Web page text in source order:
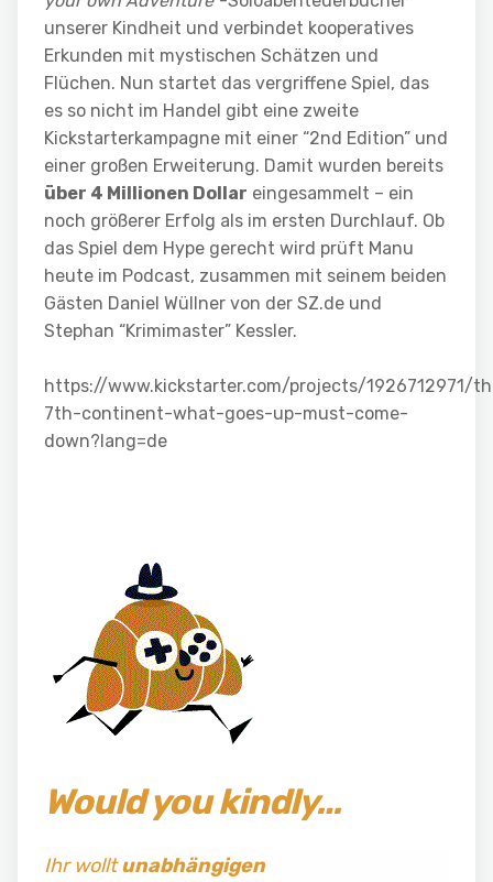
unserer Kindheit und verbindet kooperatives
Erkunden mit mystischen Schätzen und
Flüchen. Nun startet das vergriffene Spiel, das
es so nicht im Handel gibt eine zweite
Kickstarterkampagne mit einer “2nd Edition” und
einer großen Erweiterung. Damit wurden bereits
über 4 Millionen Dollar eingesammelt – ein
noch größerer Erfolg als im ersten Durchlauf. Ob
das Spiel dem Hype gerecht wird prüft Manu
heute im Podcast, zusammen mit seinem beiden
Gästen Daniel Wüllner von der SZ.de und
Stephan “Krimimaster” Kessler.
https://www.kickstarter.com/projects/1926712971/
7th-continent-what-goes-up-must-come-
down?lang=de
Would you kindly…
Ihr wolltunabhängigen